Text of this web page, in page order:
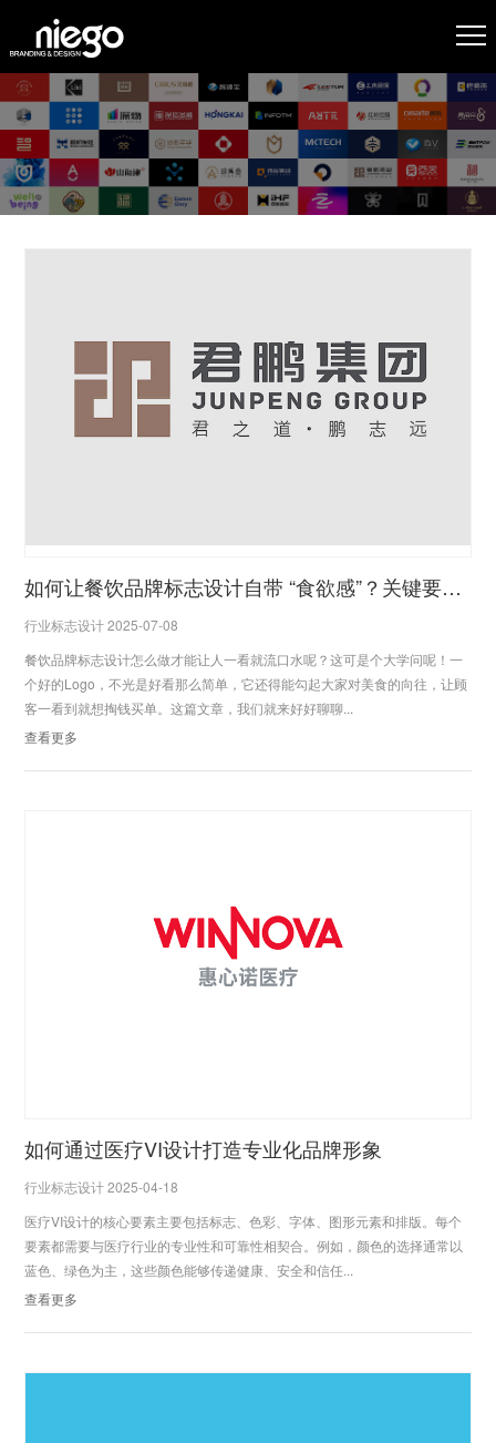
如何让餐饮品牌标志设计自带 “食欲感”？关键要素解析
行业标志设计 2025-07-08
餐饮品牌标志设计怎么做才能让人一看就流口水呢？这可是个大学问呢！一
个好的Logo，不光是好看那么简单，它还得能勾起大家对美食的向往，让顾
客一看到就想掏钱买单。这篇文章，我们就来好好聊聊...
查看更多
如何通过医疗VI设计打造专业化品牌形象
行业标志设计 2025-04-18
医疗VI设计的核心要素主要包括标志、色彩、字体、图形元素和排版。每个
要素都需要与医疗行业的专业性和可靠性相契合。例如，颜色的选择通常以
蓝色、绿色为主，这些颜色能够传递健康、安全和信任...
查看更多